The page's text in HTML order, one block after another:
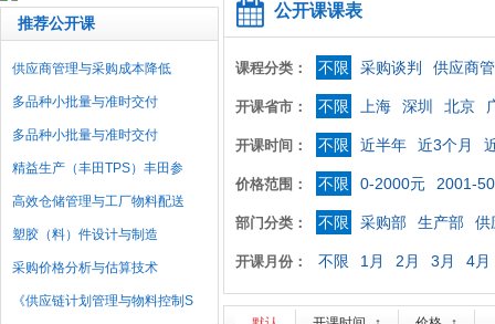
推荐公开课
供应商管理与采购成本降低
多品种小批量与准时交付
多品种小批量与准时交付
精益生产（丰田TPS）丰田参
高效仓储管理与工厂物料配送
塑胶（料）件设计与制造
采购价格分析与估算技术
《供应链计划管理与物料控制S
公开课课表
课程分类： 不限 采购谈判 供应商
开课省市： 不限 上海 深圳 北京
开课时间： 不限 近半年 近3个月
价格范围： 不限 0-2000元 2001-
部门分类： 不限 采购部 生产部 供
开课月份： 不限 1月 2月 3月 4月